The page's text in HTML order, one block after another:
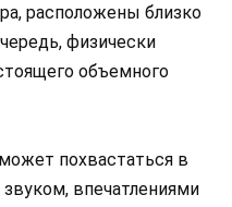
расположены близко
физически
объемного
похвастаться в
впечатлениями